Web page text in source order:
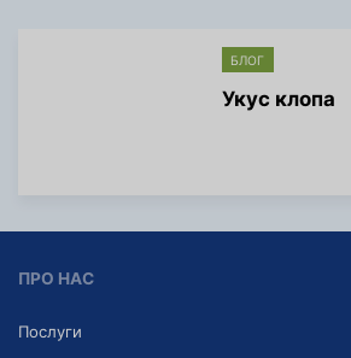
БЛОГ
Укус клопа
ПРО НАС
Послуги